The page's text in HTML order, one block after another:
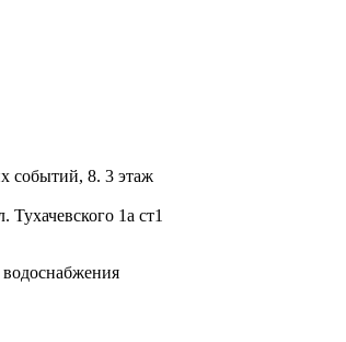
событий, 8. 3 этаж
1а ст1